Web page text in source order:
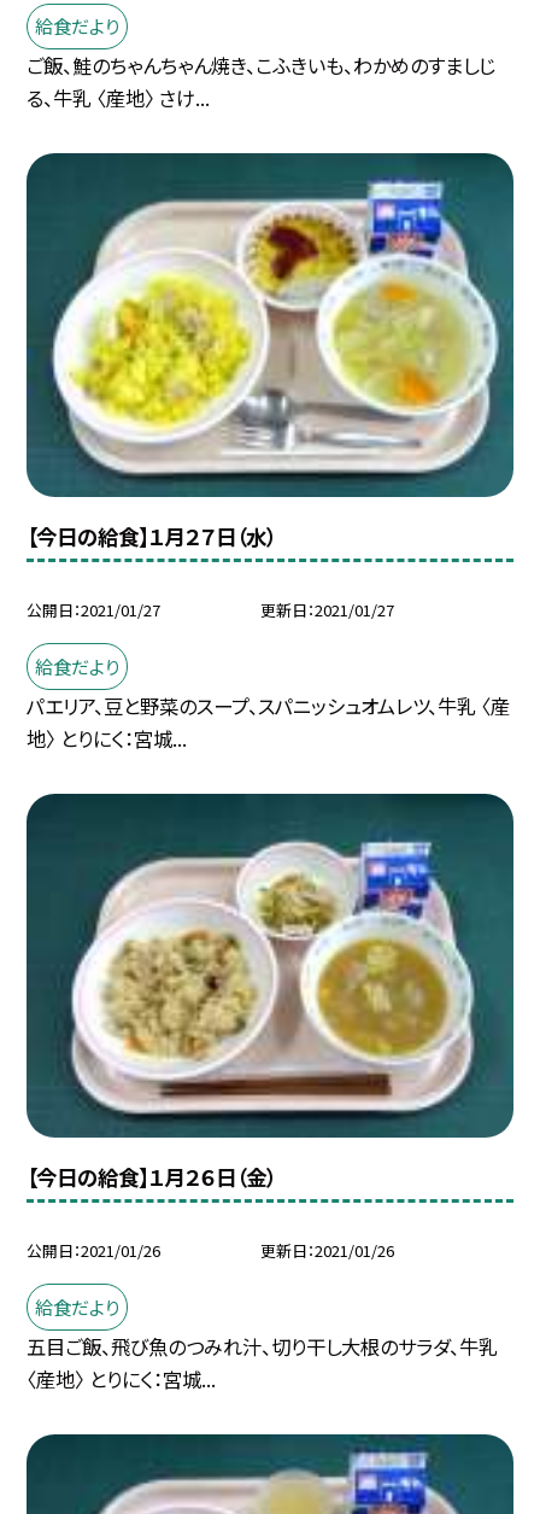
給食だより
ご飯、鮭のちゃんちゃん焼き、こふきいも、わかめのすましじ
る、牛乳 〈産地〉 さけ...
【今日の給食】１月２７日（水）
公開日 2021/01/27 更新日 2021/01/27
給食だより
パエリア、豆と野菜のスープ、スパニッシュオムレツ、牛乳 〈産
地〉 とりにく：宮城...
【今日の給食】１月２６日（金）
公開日 2021/01/26 更新日 2021/01/26
給食だより
五目ご飯、飛び魚のつみれ汁、切り干し大根のサラダ、牛乳
〈産地〉 とりにく：宮城...